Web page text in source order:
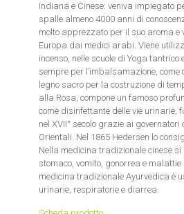
Indiana e Cinese: veniva impiegato
spalle almeno 4000 anni di
molto apprezzato per il suo aroma e
Europa dai medici arabi. Viene
incenso, nelle scuole di Yoga
sempre per l’imbalsamazione, come
legno sacro per la costruzione di
alla Rosa, compone un famoso
come disinfettante delle vie urinarie,
nel XVII° secolo grazie ai governatori
Orientali. Nel 1865 Hedersen lo
Nella medicina tradizionale cinese
stomaco, vomito, gonorrea e malattie
medicina tradizionale Ayurvedica è
urinarie, respiratorie e diarrea.